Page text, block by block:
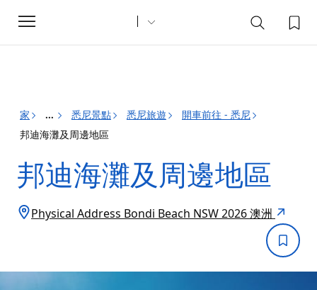
Toggle
navigation
家 ... 悉尼景點 悉尼旅遊
開車前往 - 悉尼
邦迪海灘及周邊地區
邦迪海灘及周邊地區
Physical Address Bondi Beach NSW 2026 澳洲